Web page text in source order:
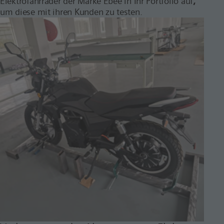
um diese mit ihren Kunden zu testen.